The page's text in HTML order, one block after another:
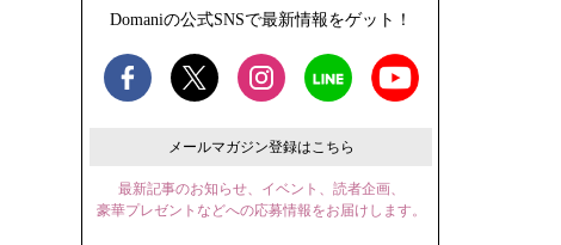
Domaniの公式SNSで最新情報をゲット！
メールマガジン登録はこちら
最新記事のお知らせ、イベント、読者企画、
豪華プレゼントなどへの応募情報をお届けします。